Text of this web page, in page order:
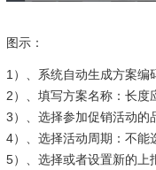
图示：
1）、系统自动生成方案编
2）、填写方案名称：长度
3）、选择参加促销活动的
4）、选择活动周期：不能
5）、选择或者设置新的上